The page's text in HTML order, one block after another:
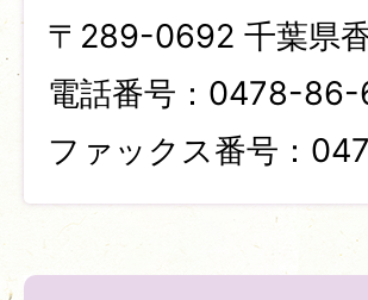
〒289-0692 千葉県
電話番号：0478-
ファックス番号：